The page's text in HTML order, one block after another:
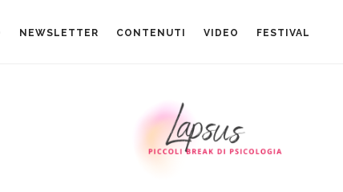
NEWSLETTER CONTENUTI VIDEO FESTIVAL